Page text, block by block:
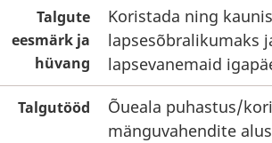
Talgute
eesmärk ja
hüvang
Koristada ning
lapsesõbralikumaks
lapsevanemaid
Talgutööd
Õueala puhastus/
mänguvahendite